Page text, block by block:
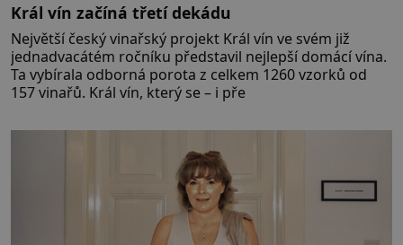
Král vín začíná třetí dekádu
Největší český vinařský projekt Král vín ve svém již
jednadvacátém ročníku představil nejlepší domácí vína.
Ta vybírala odborná porota z celkem 1260 vzorků od
157 vinařů. Král vín, který se – i pře